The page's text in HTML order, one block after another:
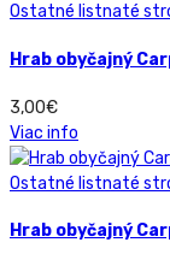
Ostatné listnaté
Hrab obyčajný
3,00€
Viac info
Ostatné listnaté
Hrab obyčajný